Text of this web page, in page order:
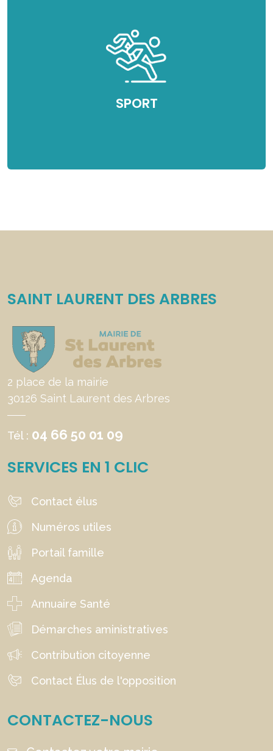
SPORT
SAINT LAURENT DES ARBRES
2 place de la mairie
30126 Saint Laurent des Arbres
Tél : 04 66 50 01 09
SERVICES EN 1 CLIC
Contact élus
Numéros utiles
Portail famille
Agenda
Annuaire Santé
Démarches aministratives
Contribution citoyenne
Contact Élus de l'opposition
CONTACTEZ-NOUS